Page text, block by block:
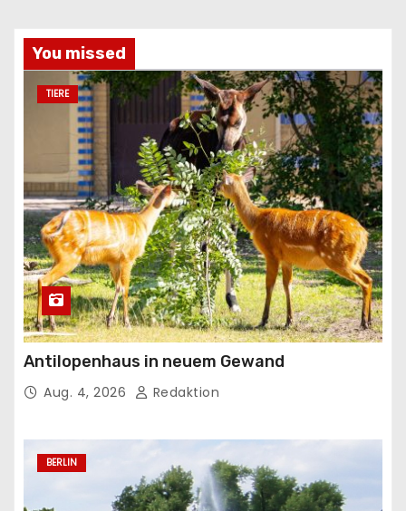
You missed
TIERE
Antilopenhaus in neuem Gewand
Aug. 4, 2026 Redaktion
BERLIN